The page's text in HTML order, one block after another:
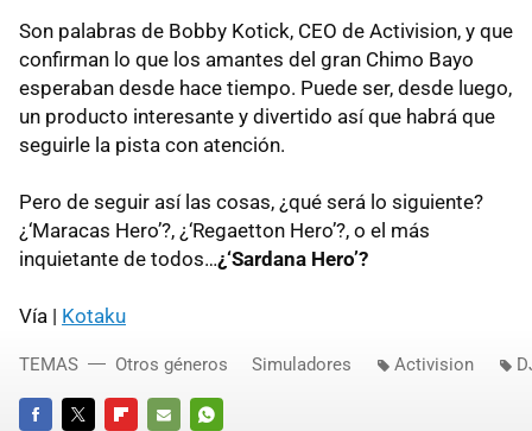
Son palabras de Bobby Kotick, CEO de Activision, y que
confirman lo que los amantes del gran Chimo Bayo
esperaban desde hace tiempo. Puede ser, desde luego,
un producto interesante y divertido así que habrá que
seguirle la pista con atención.
Pero de seguir así las cosas, ¿qué será lo siguiente?
¿‘Maracas Hero’?, ¿‘Regaetton Hero’?, o el más
inquietante de todos…¿‘Sardana Hero’?
Vía | Kotaku
TEMAS Otros géneros Simuladores Activision